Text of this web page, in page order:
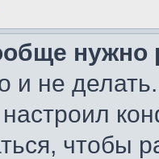
нужно
и не
настроил
чтобы